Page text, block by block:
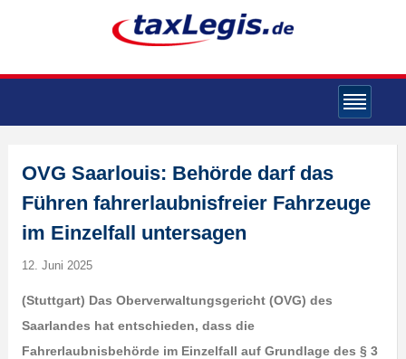
OVG Saarlouis: Behörde darf das
Führen fahrerlaubnisfreier Fahrzeuge
im Einzelfall untersagen
12. Juni 2025
(Stuttgart) Das Oberverwaltungsgericht (OVG) des
Saarlandes hat entschieden, dass die
Fahrerlaubnisbehörde im Einzelfall auf Grundlage des § 3